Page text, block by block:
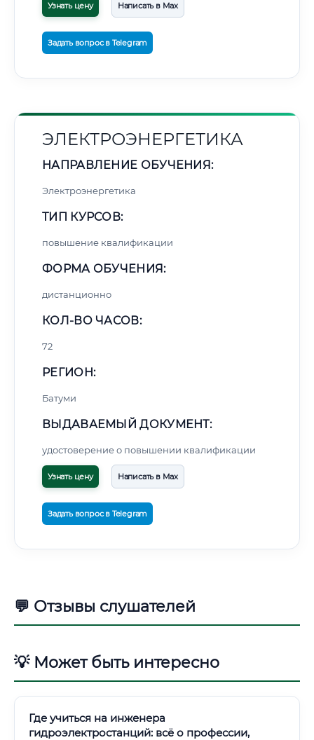
Узнать цену Написать в Max
Задать вопрос в Telegram
ЭЛЕКТРОЭНЕРГЕТИКА
НАПРАВЛЕНИЕ ОБУЧЕНИЯ:
Электроэнергетика
ТИП КУРСОВ:
повышение квалификации
ФОРМА ОБУЧЕНИЯ:
дистанционно
КОЛ-ВО ЧАСОВ:
72
РЕГИОН:
Батуми
ВЫДАВАЕМЫЙ ДОКУМЕНТ:
удостоверение о повышении квалификации
Узнать цену Написать в Max
Задать вопрос в Telegram
💬 Отзывы слушателей
💡 Может быть интересно
Где учиться на инженера
гидроэлектростанций: всё о профессии,